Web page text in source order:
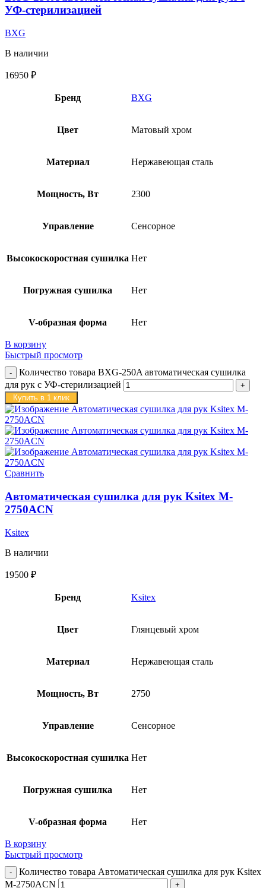
УФ-стерилизацией
BXG
В наличии
16950 ₽
Бренд BXG
Цвет Матовый хром
Материал Нержавеющая сталь
Мощность, Вт 2300
Управление Сенсорное
Высокоскоростная сушилка Нет
Погружная сушилка Нет
V-образная форма Нет
В корзину
Быстрый просмотр
Количество товара BXG-250A автоматическая сушилка
для рук c УФ-стерилизацией
Купить в 1 клик
Сравнить
Автоматическая сушилка для рук Ksitex M-
2750ACN
Ksitex
В наличии
19500 ₽
Бренд Ksitex
Цвет Глянцевый хром
Материал Нержавеющая сталь
Мощность, Вт 2750
Управление Сенсорное
Высокоскоростная сушилка Нет
Погружная сушилка Нет
V-образная форма Нет
В корзину
Быстрый просмотр
Количество товара Автоматическая сушилка для рук Ksitex
M-2750ACN